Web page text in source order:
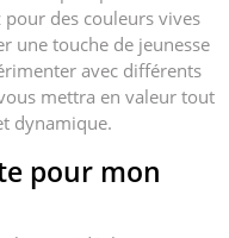
des couleurs vives
une touche de jeunesse
avec différents
mettra en valeur tout
dynamique.
pour mon